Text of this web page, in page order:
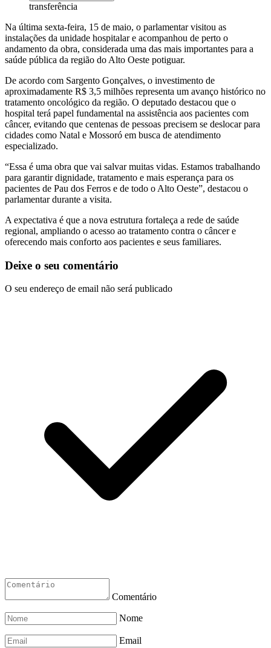
transferência
Na última sexta-feira, 15 de maio, o parlamentar visitou as
instalações da unidade hospitalar e acompanhou de perto o
andamento da obra, considerada uma das mais importantes para a
saúde pública da região do Alto Oeste potiguar.
De acordo com Sargento Gonçalves, o investimento de
aproximadamente R$ 3,5 milhões representa um avanço histórico no
tratamento oncológico da região. O deputado destacou que o
hospital terá papel fundamental na assistência aos pacientes com
câncer, evitando que centenas de pessoas precisem se deslocar para
cidades como Natal e Mossoró em busca de atendimento
especializado.
“Essa é uma obra que vai salvar muitas vidas. Estamos trabalhando
para garantir dignidade, tratamento e mais esperança para os
pacientes de Pau dos Ferros e de todo o Alto Oeste”, destacou o
parlamentar durante a visita.
A expectativa é que a nova estrutura fortaleça a rede de saúde
regional, ampliando o acesso ao tratamento contra o câncer e
oferecendo mais conforto aos pacientes e seus familiares.
Deixe o seu comentário
O seu endereço de email não será publicado
Comentário
Nome
Email